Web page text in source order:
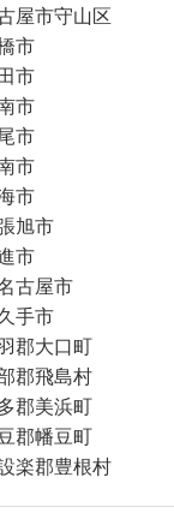
屋市守山区
市
市
市
市
市
市
旭市
市
古屋市
手市
郡大口町
郡飛島村
郡美浜町
郡幡豆町
楽郡豊根村